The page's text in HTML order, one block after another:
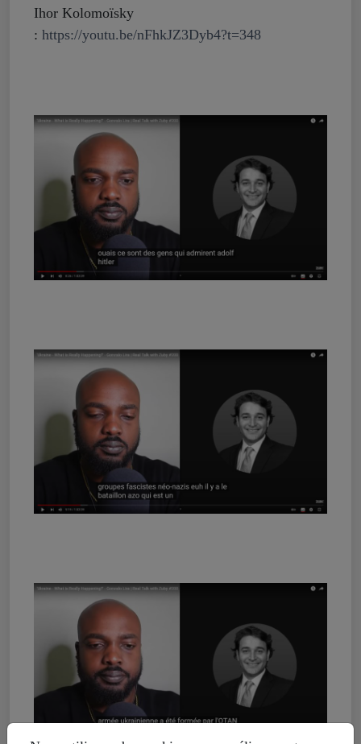
Ihor Kolomoïsky
: https://youtu.be/nFhkJZ3Dyb4?t=348